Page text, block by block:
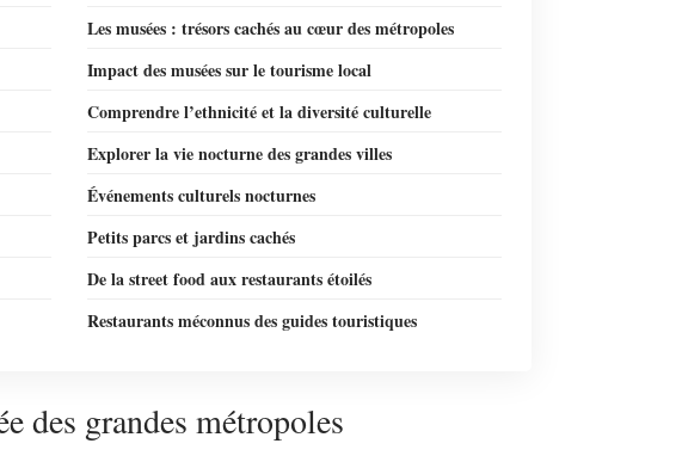
Les musées : trésors cachés au cœur des métropoles
Impact des musées sur le tourisme local
Comprendre l’ethnicité et la diversité culturelle
Explorer la vie nocturne des grandes villes
Événements culturels nocturnes
Petits parcs et jardins cachés
De la street food aux restaurants étoilés
Restaurants méconnus des guides touristiques
des grandes métropoles